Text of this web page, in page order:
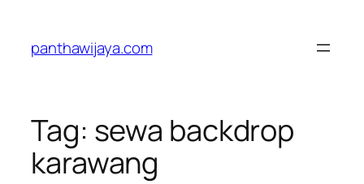
konten
panthawijaya.com
Tag: sewa backdrop
karawang